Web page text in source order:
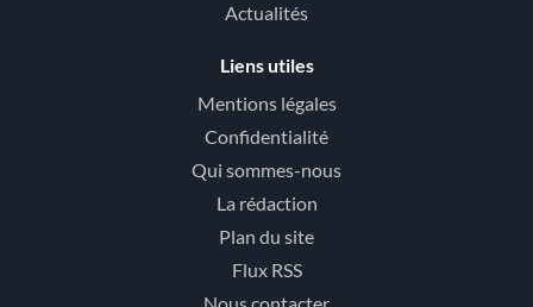
Actualités
Liens utiles
Mentions légales
Confidentialité
Qui sommes-nous
La rédaction
Plan du site
Flux RSS